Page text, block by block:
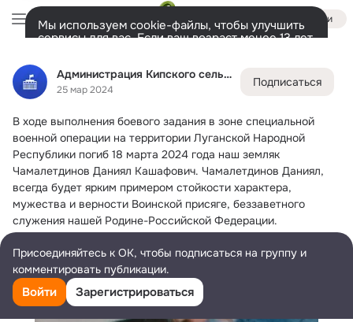
Администрация Кипского сельского поселения
25 мар 2024
Подписаться
В ходе выполнения боевого задания в зоне специальной
военной операции на территории Луганской Народной
Республики погиб 18 марта 2024 года наш земляк
Чамалетдинов Даниял Кашафович. Чамалетдинов Даниял,
всегда будет ярким примером стойкости характера,
мужества и верности Воинской присяге, беззаветного
служения нашей Родине-Российской Федерации.
Глубоко соболезнуем родным и близким.
Прощание с погибшим состоится 26 марта в д. Азы
Тевризского района Омской области в 12:00.
Войти
Мы используем cookie-файлы, чтобы улучшить
сервисы для вас. Если ваш возраст менее 13 лет,
представитель.
Разрешить все
Лента Участники Ещё
Дополнительная
колонка
Всё894 Обсуждаемые
Присоединяйтесь к ОК, чтобы подписаться на группу и
комментировать публикации.
Войти Зарегистрироваться